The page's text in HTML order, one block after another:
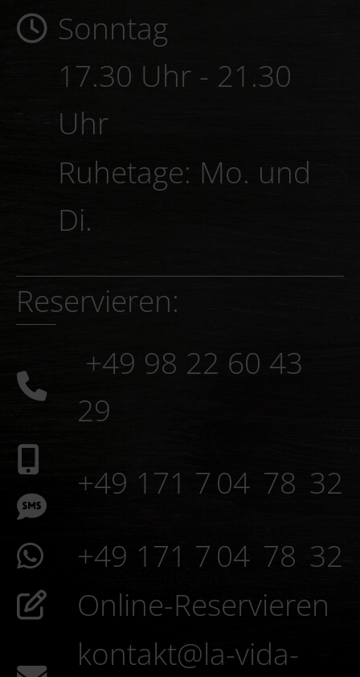
Sonntag
17.30 Uhr - 21.30
Uhr
Ruhetage: Mo. und
Di.
Reservieren:
+49 98 22 60 43
29
+49 171 7 04 78 32
+49 171 7 04 78 32
Online-Reservieren
kontakt@la-vida-